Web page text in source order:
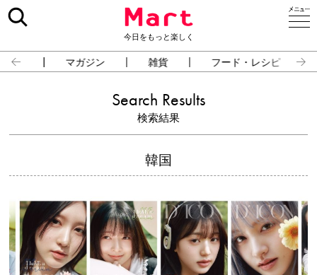
今日をもっと楽しく
占い マガジン 雑貨 フード・レシピ
Search Results
検索結果
韓国